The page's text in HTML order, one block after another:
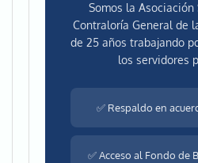
Somos la
Contraloría General de
de 25 años trabajando
los servidores
✅ Respaldo en
✅ Acceso al Fondo de